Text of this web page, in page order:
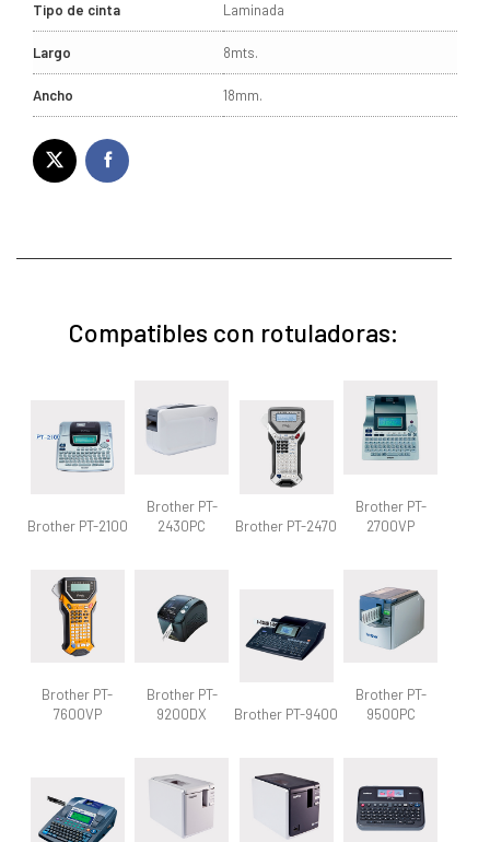
Tipo de cinta Laminada
Largo 8mts.
Ancho 18mm.
Compatibles con rotuladoras:
Brother PT-2100
Brother PT-
2430PC
Brother PT-2470
Brother PT-
2700VP
Brother PT-
7600VP
Brother PT-
9200DX
Brother PT-9400
Brother PT-
9500PC